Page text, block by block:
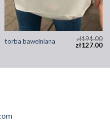
torba bawelniana zł191.00
zł127.00